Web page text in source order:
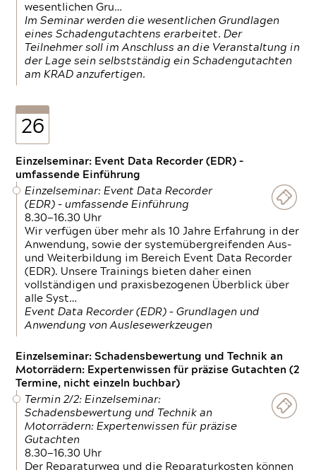
wesentlichen Gru…
Im Seminar werden die wesentlichen Grundlagen
eines Schadengutachtens erarbeitet. Der
Teilnehmer soll im Anschluss an die Veranstaltung in
der Lage sein selbstständig ein Schadengutachten
am KRAD anzufertigen.
26
Einzelseminar: Event Data Recorder (EDR) –
umfassende Einführung
Einzelseminar: Event Data Recorder
(EDR) – umfassende Einführung
8.30—16.30 Uhr
Wir verfügen über mehr als 10 Jahre Erfahrung in der
Anwendung, sowie der systemübergreifenden Aus-
und Weiterbildung im Bereich Event Data Recorder
(EDR). Unsere Trainings bieten daher einen
vollständigen und praxisbezogenen Überblick über
alle Syst…
Event Data Recorder (EDR) – Grundlagen und
Anwendung von Auslesewerkzeugen
Einzelseminar: Schadensbewertung und Technik an
Motorrädern: Expertenwissen für präzise Gutachten (2
Termine, nicht einzeln buchbar)
Termin 2/2: Einzelseminar:
Schadensbewertung und Technik an
Motorrädern: Expertenwissen für präzise
Gutachten
8.30—16.30 Uhr
Der Reparaturweg und die Reparaturkosten können